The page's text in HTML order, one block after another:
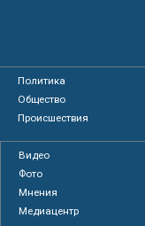
Политика
Общество
Происшествия
Видео
Фото
Мнения
Медиацентр